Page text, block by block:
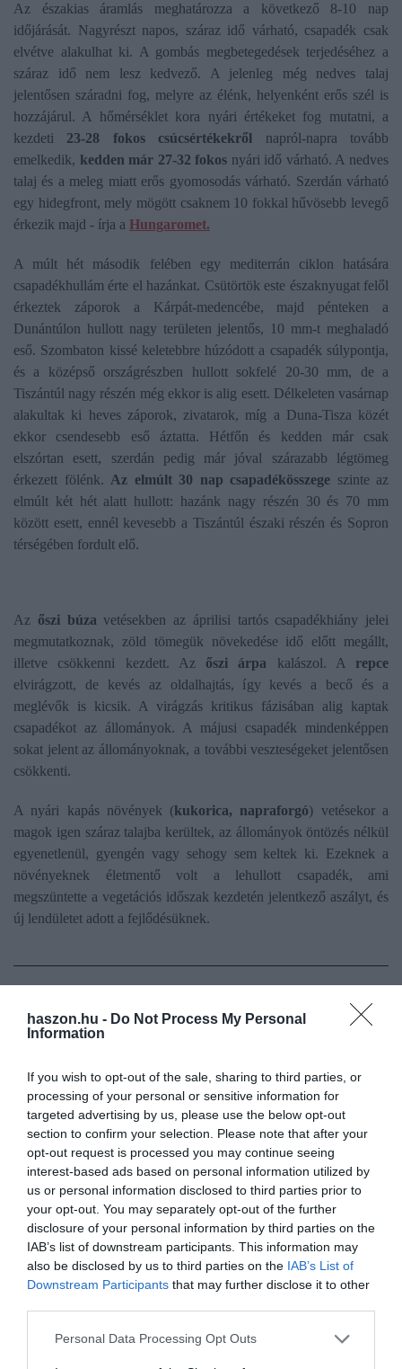
haszon.hu - Do Not Process My Personal
Information
If you wish to opt-out of the sale, sharing to third parties, or
processing of your personal or sensitive information for
targeted advertising by us, please use the below opt-out
section to confirm your selection. Please note that after your
opt-out request is processed you may continue seeing
interest-based ads based on personal information utilized by
us or personal information disclosed to third parties prior to
your opt-out. You may separately opt-out of the further
disclosure of your personal information by third parties on the
IAB’s list of downstream participants. This information may
also be disclosed by us to third parties on the IAB’s List of
Downstream Participants that may further disclose it to other
Please note that this website/app uses one or more Google
Personal Data Processing Opt Outs
Az északias áramlás meghatározza a következő 8-10 nap
időjárását. Nagyrészt napos, száraz idő várható, csapadék csak
elvétve alakulhat ki. A gombás megbetegedések terjedéséhez a
száraz idő nem lesz kedvező. A jelenleg még nedves talaj
jelentősen száradni fog, melyre az élénk, helyenként erős szél is
hozzájárul. A hőmérséklet kora nyári értékeket fog mutatni, a
kezdeti 23-28 fokos csúcsértékekről napról-napra tovább
emelkedik, kedden már 27-32 fokos nyári idő várható. A nedves
talaj és a meleg miatt erős gyomosodás várható. Szerdán várható
egy hidegfront, mely mögött csaknem 10 fokkal hűvösebb levegő
érkezik majd - írja a Hungaromet.
A múlt hét második felében egy mediterrán ciklon hatására
csapadékhullám érte el hazánkat. Csütörtök este északnyugat felől
érkeztek záporok a Kárpát-medencébe, majd pénteken a
Dunántúlon hullott nagy területen jelentős, 10 mm-t meghaladó
eső. Szombaton kissé keletebbre húzódott a csapadék súlypontja,
és a középső országrészben hullott sokfelé 20-30 mm, de a
Tiszántúl nagy részén még ekkor is alig esett. Délkeleten vasárnap
alakultak ki heves záporok, zivatarok, míg a Duna-Tisza közét
ekkor csendesebb eső áztatta. Hétfőn és kedden már csak
elszórtan esett, szerdán pedig már jóval szárazabb légtömeg
érkezett fölénk. Az elmúlt 30 nap csapadékösszege szinte az
elmúlt két hét alatt hullott: hazánk nagy részén 30 és 70 mm
között esett, ennél kevesebb a Tiszántúl északi részén és Sopron
térségében fordult elő.
Az őszi búza vetésekben az áprilisi tartós csapadékhiány jelei
megmutatkoznak, zöld tömegük növekedése idő előtt megállt,
illetve csökkenni kezdett. Az őszi árpa kalászol. A repce
elvirágzott, de kevés az oldalhajtás, így kevés a becő és a
meglévők is kicsik. A virágzás kritikus fázisában alig kaptak
csapadékot az állományok. A májusi csapadék mindenképpen
sokat jelent az állományoknak, a további veszteségeket jelentősen
csökkenti.
A nyári kapás növények (kukorica, napraforgó) vetésekor a
magok igen száraz talajba kerültek, az állományok öntözés nélkül
egyenetlenül, gyengén vagy sehogy sem keltek ki. Ezeknek a
növényeknek életmentő volt a lehullott csapadék, ami
megszüntette a vegetációs időszak kezdetén jelentkező aszályt, és
új lendületet adott a fejlődésüknek.
Ez is érdekelhet!Itt tart a kukorica ára
Magyarországon
Olvasd el ezt is!
A vasfüggönyt is áttörte az elfeledett magyar
traktorcsoda
Ne dőlj be: egyre gyakoribb ez a traktoros csalás
Szorongatják a listavezetőt az éledező
traktorpiacon
időjárás hungaromet csapadék hőmérséklet